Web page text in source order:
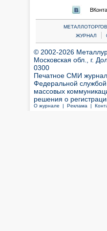
ЖУРНАЛ
|
© 2002-2026
Московская обл., г.
0300
Печатное СМИ журнал
Федеральной
массовых
решения о
О журнале | Реклама |